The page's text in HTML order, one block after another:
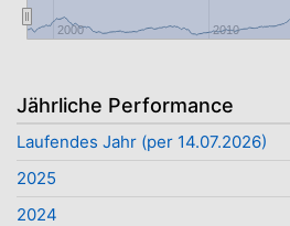
2000 2010
Jährliche Performance
Laufendes Jahr (per 14.07.2026)
2025
2024